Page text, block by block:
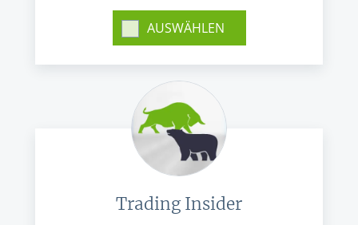
AUSWÄHLEN
Trading Insider